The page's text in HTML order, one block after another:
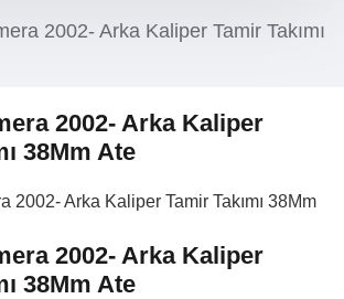
2002- Arka Kaliper Tamir Takımı
2002- Arka Kaliper
38Mm Ate
2002- Arka Kaliper
38Mm Ate